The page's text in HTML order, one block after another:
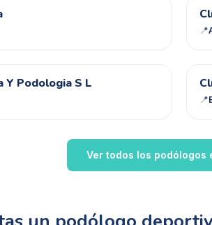
📍
Y Podologia S L
📍
Ver todos los podólogos